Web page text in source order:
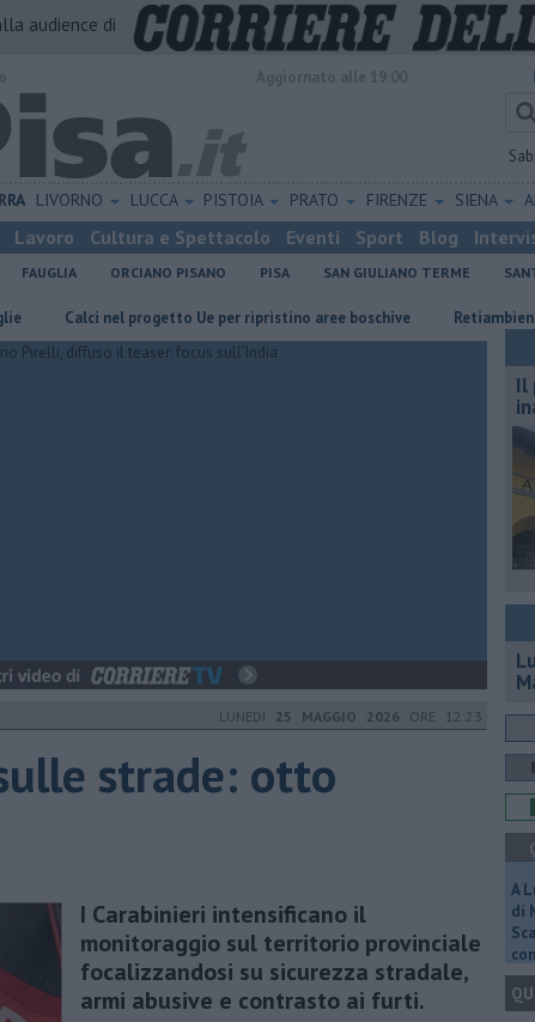
audience di
LIVORNO LUCCA PISTOIA PRATO FIRENZE SIENA
Lavoro Cultura e Spettacolo Eventi Sport Blog
FAUGLIA ORCIANO PISANO PISA SAN GIULIANO TERME
Calci nel progetto Ue per ripristino aree boschive Retiambiente,
LUNEDÌ 25 MAGGIO 2026 ORE 12:23
strade: otto
I Carabinieri intensificano il
monitoraggio sul territorio provinciale
focalizzandosi su sicurezza stradale,
armi abusive e contrasto ai furti.
Il
A
di